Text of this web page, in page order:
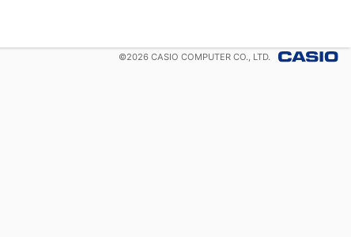
©2026 CASIO COMPUTER CO., LTD.